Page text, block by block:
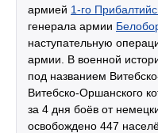
армией 1-го
генерала армии
наступательную
армии. В военной
под названием
Витебско-Оршанского
за 4 дня боёв от
освобождено 447